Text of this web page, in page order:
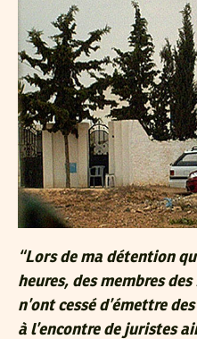
“Lors de ma détention
heures, des membres
n’ont cessé d’émettre
à l’encontre de juristes